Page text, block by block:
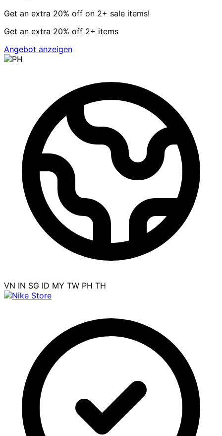
Get an extra 20% off on 2+ sale items!
Get an extra 20% off 2+ items
Angebot anzeigen
VN IN SG ID MY TW PH TH